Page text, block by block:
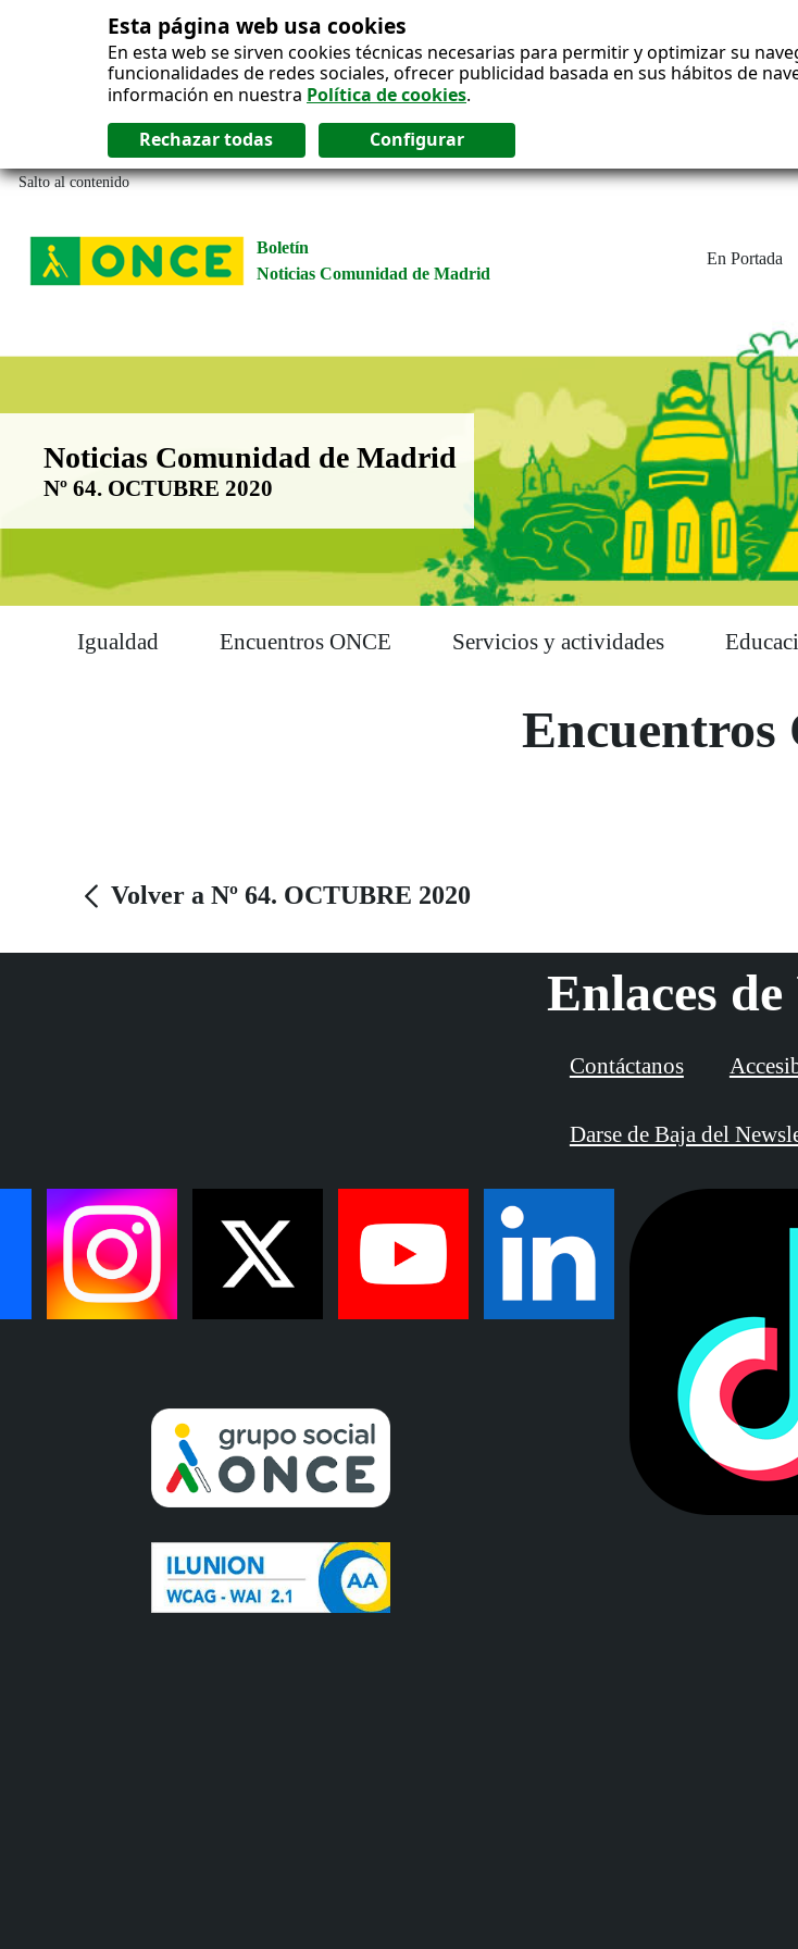
Esta página web usa cookies
En esta web se sirven cookies técnicas necesarias para permitir y optimizar su
funcionalidades de redes sociales, ofrecer publicidad basada en sus hábitos de
información en nuestra Política de cookies.
Salto al contenido
Boletín
Noticias Comunidad de Madrid
En Portada
Boletín Noticias Comunidad de Madrid
Noticias Comunidad de Madrid
Nº 64. OCTUBRE 2020
Igualdad Encuentros ONCE Servicios y actividades
Encuentros
Volver a Nº 64. OCTUBRE 2020
Enlaces
Contáctanos
Darse de Baja del